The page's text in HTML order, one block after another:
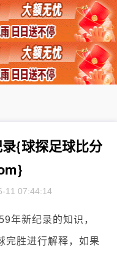
{球探足球比分
11 07:44:14
年新纪录的知识，
完胜进行解释，如果